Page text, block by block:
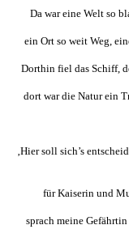
Da war eine Welt so
ein Ort so weit Weg,
Dorthin fiel das Schiff,
dort war die Natur ein
‚Hier soll sich’s
für Kaiserin und
sprach meine